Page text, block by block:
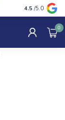
Advies van
4.5 /5.0
0